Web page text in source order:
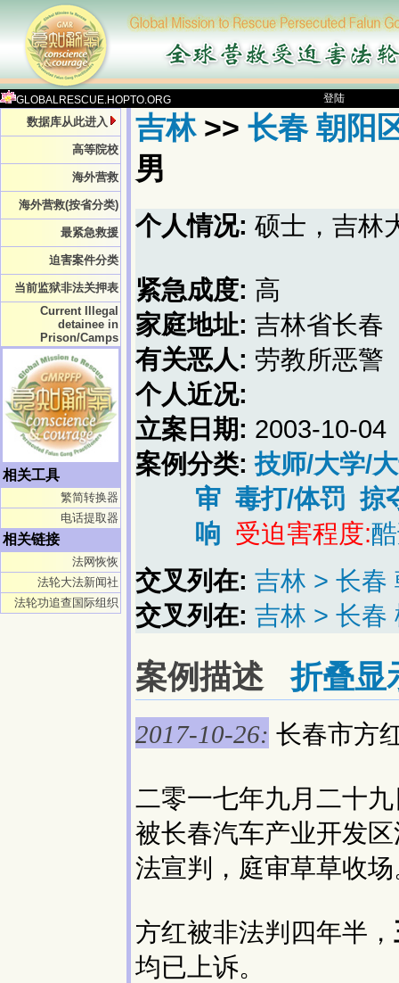
GLOBALRESCUE.HOPTO.ORG 登陆
数据库从此进入
高等院校
海外营救
海外营救(按省分类)
最紧急救援
迫害案件分类
当前监狱非法关押表
Current Illegal
detainee in
Prison/Camps
相关工具
繁简转换器
电话提取器
相关链接
法网恢恢
法轮大法新闻社
法轮功追查国际组织
吉林>> 长春 朝阳
男
个人情况: 硕士，吉林
紧急成度: 高
家庭地址: 吉林省长春
有关恶人: 劳教所恶警
个人近况:
立案日期: 2003-10-04
案例分类:技师/大学/
审 毒打/体罚 掠
响 受迫害程度:
交叉列在: 吉林 > 长春
交叉列在: 吉林 > 长春
案例描述折叠显
2017-10-26: 长春市方
二零一七年九月二十
被长春汽车产业开发
法宣判，庭审草草收
方红被非法判四年半，
均已上诉。